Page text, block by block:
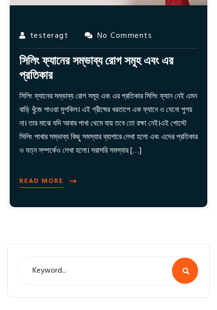
testeragt
No Comments
সিলিং ফ্যানের সম্ভাব্য রোগ সমূহ এবং এর
প্রতিকার
সিলিং ফ্যানের সম্ভাব্য রোগ সমূহ এবং এর প্রতিকার সিলিং ফ্যান নেই এমন
বাড়ি খুঁজে পাওয়া মুশকিল। এই গ্রীষ্মের খরতাপে এক ফ্যানে ও যেনো পুশয়
না। তার মাঝে যদি আবার পাখা থেমে যায় তবে তো রক্ষা নেই।এই পোস্টে
সিলিং পাখার সম্ভাব্য কিছু সমস্যার ব্যাপারে লেখা হলো এবং এদের প্রতিকার
ও যত্ন সম্পর্কেও লেখা হলো। সরাসরি সমস্যার […]
READ MORE